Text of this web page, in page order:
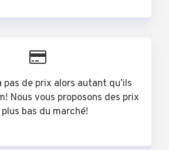
pas de prix alors autant qu’ils
Nous vous proposons des prix
plus bas du marché!